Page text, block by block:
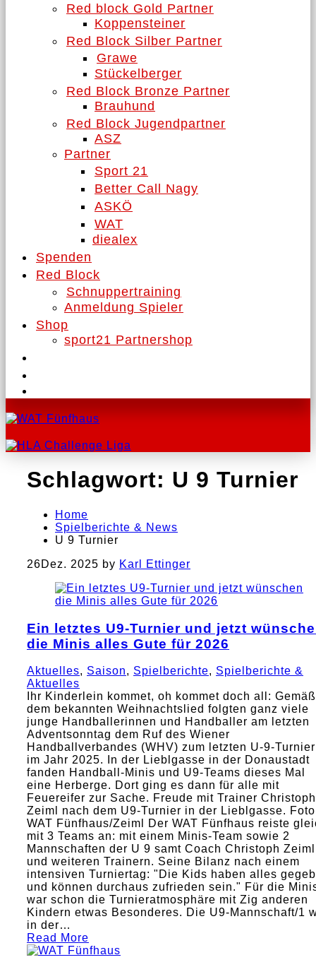
Red block Gold Partner
Koppensteiner
Red Block Silber Partner
Grawe
Stückelberger
Red Block Bronze Partner
Brauhund
Red Block Jugendpartner
ASZ
Partner
Sport 21
Better Call Nagy
ASKÖ
WAT
diealex
Spenden
Red Block
Schnuppertraining
Anmeldung Spieler
Shop
sport21 Partnershop
Schlagwort: U 9 Turnier
Home
Spielberichte & News
U 9 Turnier
26Dez. 2025 by Karl Ettinger
Ein letztes U9-Turnier und jetzt
die Minis alles Gute für 2026
Aktuelles, Saison, Spielberichte, Spielberichte &
Aktuelles
Ihr Kinderlein kommet, oh kommet doch all: Gemäß
dem bekannten Weihnachtslied folgten ganz viele
junge Handballerinnen und Handballer am letzten
Adventsonntag dem Ruf des Wiener
Handballverbandes (WHV) zum letzten U-9-Turnier
im Jahr 2025. In der Lieblgasse in der Donaustadt
fanden Handball-Minis und U9-Teams dieses Mal
eine Herberge. Dort ging es dann für alle mit
Feuereifer zur Sache. Freude mit Trainer Christoph
Zeiml nach dem U9-Turnier in der Lieblgasse.
WAT Fünfhaus/Zeiml Der WAT Fünfhaus reiste
mit 3 Teams an: mit einem Minis-Team sowie 2
Mannschaften der U 9 samt Coach Christoph Zeiml
und weiteren Trainern. Seine Bilanz nach einem
intensiven Turniertag: "Die Kids haben alles
und können durchaus zufrieden sein." Für die
war schon die Turnieratmosphäre mit Zig anderen
Kindern etwas Besonderes. Die U9-Mannschaft/1
in der…
Read More